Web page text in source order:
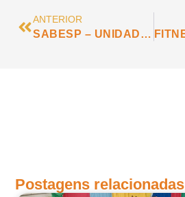
ANTERIOR
SABESP – UNIDADE DE ATENDIMENTO SÃO ROQUE
Postagens relacionadas